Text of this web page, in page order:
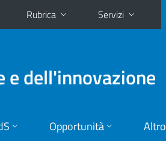
Rubrica Servizi
e dell'innovazione
Opportunità Altro